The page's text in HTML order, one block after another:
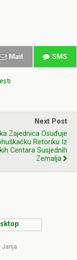
Mail SMS
Next Post
Zajednica Osuđuje
Retoriku Iz
Centara Susjednih
Zemalja
Janja